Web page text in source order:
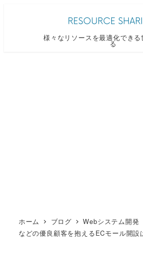
様々なリソースを最適化できる
る
ホーム ブログ Webシステム開発
などの優良顧客を抱えるECモール開設